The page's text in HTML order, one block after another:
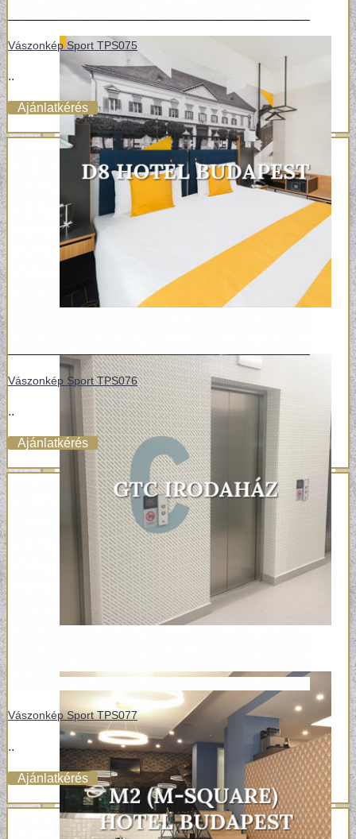
Vászonkép Sport TPS075
..
Ajánlatkérés
Vászonkép Sport TPS076
..
Ajánlatkérés
Vászonkép Sport TPS077
..
Ajánlatkérés